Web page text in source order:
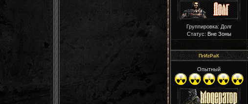
Группировка: Долг
Статус: Вне Зоны
ПrИzРaК
Опытный